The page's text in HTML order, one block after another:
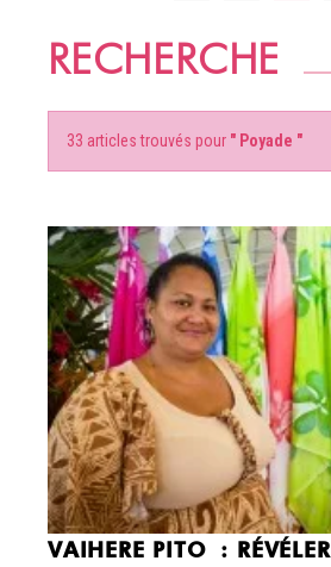
RECHERCHE
33 articles trouvés pour " Poyade "
VAIHERE PITO :